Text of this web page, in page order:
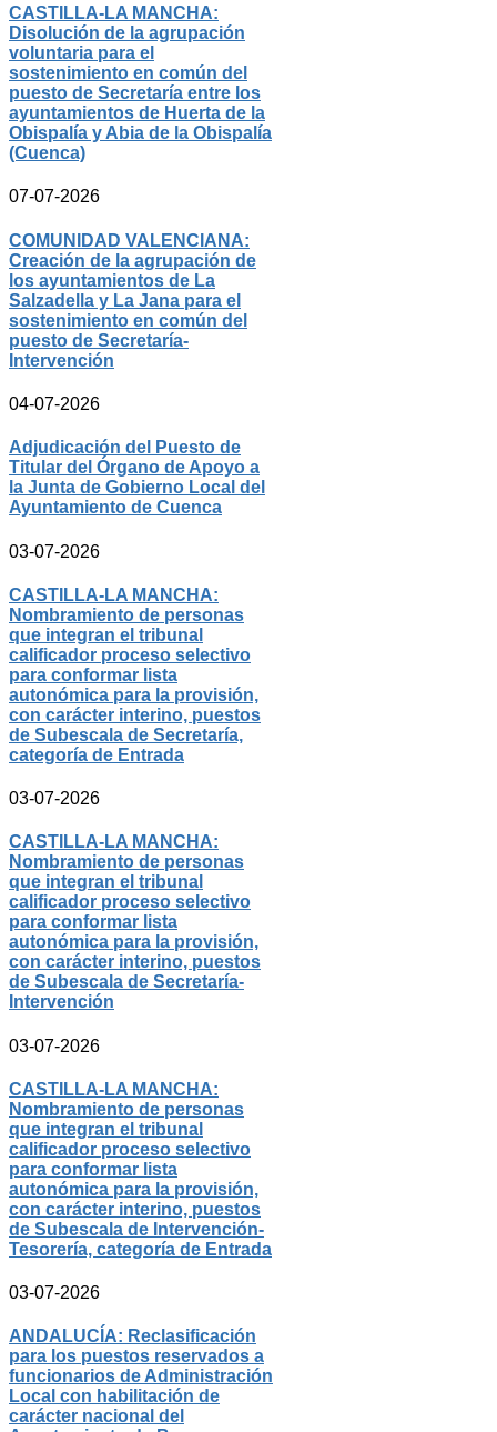
CASTILLA-LA MANCHA:
Disolución de la agrupación
voluntaria para el
sostenimiento en común del
puesto de Secretaría entre los
ayuntamientos de Huerta de la
Obispalía y Abia de la Obispalía
(Cuenca)
07-07-2026
COMUNIDAD VALENCIANA:
Creación de la agrupación de
los ayuntamientos de La
Salzadella y La Jana para el
sostenimiento en común del
puesto de Secretaría-
Intervención
04-07-2026
Adjudicación del Puesto de
Titular del Órgano de Apoyo a
la Junta de Gobierno Local del
Ayuntamiento de Cuenca
03-07-2026
CASTILLA-LA MANCHA:
Nombramiento de personas
que integran el tribunal
calificador proceso selectivo
para conformar lista
autonómica para la provisión,
con carácter interino, puestos
de Subescala de Secretaría,
categoría de Entrada
03-07-2026
CASTILLA-LA MANCHA:
Nombramiento de personas
que integran el tribunal
calificador proceso selectivo
para conformar lista
autonómica para la provisión,
con carácter interino, puestos
de Subescala de Secretaría-
Intervención
03-07-2026
CASTILLA-LA MANCHA:
Nombramiento de personas
que integran el tribunal
calificador proceso selectivo
para conformar lista
autonómica para la provisión,
con carácter interino, puestos
de Subescala de Intervención-
Tesorería, categoría de Entrada
03-07-2026
ANDALUCÍA: Reclasificación
para los puestos reservados a
funcionarios de Administración
Local con habilitación de
carácter nacional del